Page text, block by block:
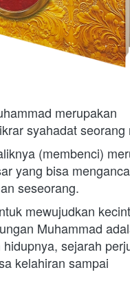
merupakan
syahadat seorang
(membenci)
yang bisa
seseorang.
mewujudkan
Muhammad
sejarah
kelahiran sampai